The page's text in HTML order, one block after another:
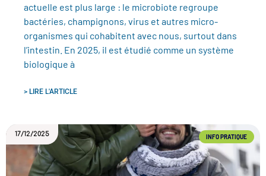
actuelle est plus large : le microbiote regroupe
bactéries, champignons, virus et autres micro-
organismes qui cohabitent avec nous, surtout dans
l’intestin. En 2025, il est étudié comme un système
biologique à
> LIRE L'ARTICLE
INFO PRATIQUE
17/12/2025